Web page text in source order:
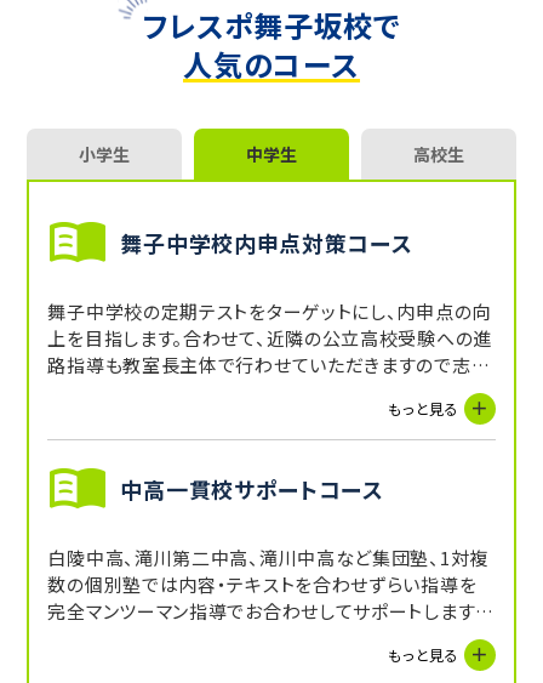
フレスポ舞子坂校で
人気のコース
小学生 中学生 高校生
舞子中学校内申点対策コース
舞子中学校の定期テストをターゲットにし、内申点の向
上を目指します。合わせて、近隣の公立高校受験への進
路指導も教室長主体で行わせていただきますので志望
もっと見る
中高一貫校サポートコース
白陵中高、滝川第二中高、滝川中高など集団塾、1対複
数の個別塾では内容・テキストを合わせずらい指導を
完全マンツーマン指導でお合わせしてサポートします。
学習内容のみならず、大事な学習の取り組み方につい
もっと見る